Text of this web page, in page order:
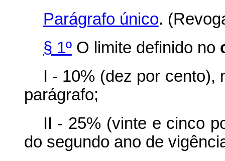
Parágrafo único.
§ 1ºO limite definido no
I - 10% (dez por cento),
parágrafo;
II - 25% (vinte e cinco
do segundo ano de